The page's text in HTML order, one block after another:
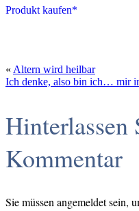
Produkt kaufen*
« Altern wird heilbar
Ich denke, also bin ich… mir
Hinterlassen
Kommentar
Sie müssen angemeldet sein,